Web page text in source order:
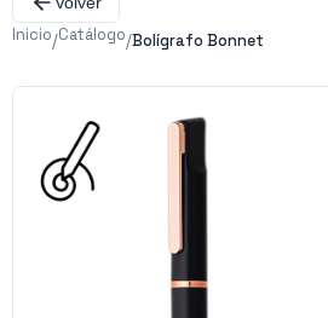
Inicio/Catálogo/Bolígrafo Bonnet